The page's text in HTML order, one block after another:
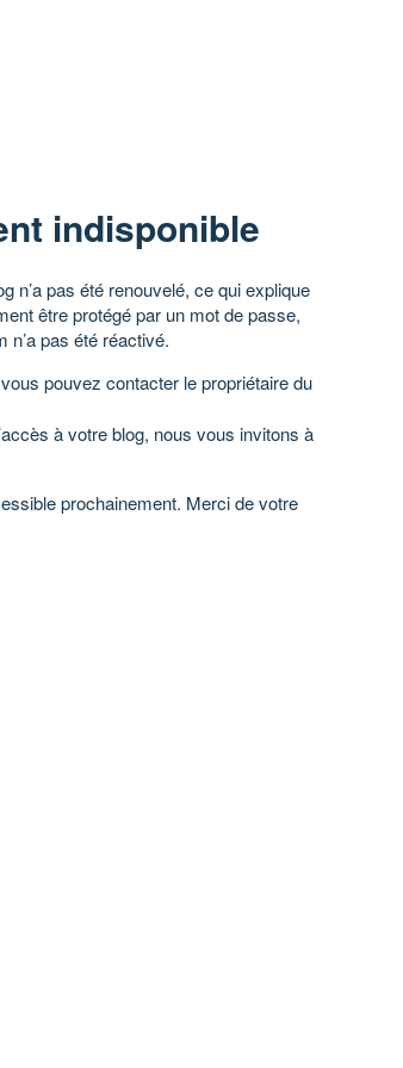
indisponible
n’a pas été renouvelé, ce qui explique
être protégé par un mot de passe,
n’a pas été réactivé.
pouvez contacter le propriétaire du
à votre blog, nous vous invitons à
prochainement. Merci de votre